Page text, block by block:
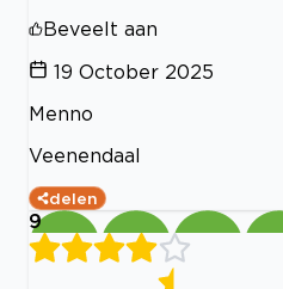
Beveelt aan
19 October 2025
Menno
Veenendaal
delen
9